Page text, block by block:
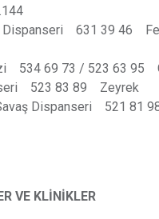
Dispanseri 631 39 46
534 69 73 / 523 63 95
523 83 89 Zeyrek
Dispanseri 521 81
VE KLİNİKLER